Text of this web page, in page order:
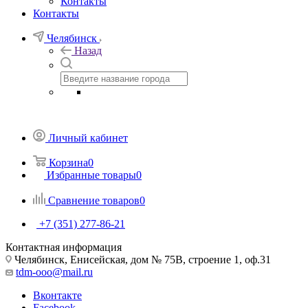
Контакты
Челябинск
Назад
Личный кабинет
Корзина0
Избранные товары0
Сравнение товаров0
+7 (351) 277-86-21
Контактная информация
Челябинск, Енисейская, дом № 75В, строение 1, оф.31
tdm-ooo@mail.ru
Вконтакте